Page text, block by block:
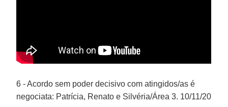
6 - Acordo sem poder decisivo com atingidos/as é
negociata: Patrícia, Renato e Silvéria/Área 3. 10/11/20